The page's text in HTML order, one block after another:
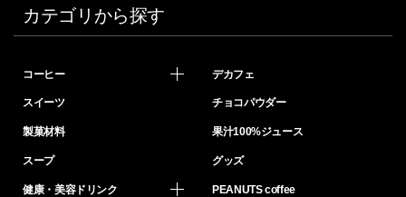
カテゴリから探す
コーヒー デカフェ
スイーツ チョコパウダー
製菓材料 果汁100%ジュース
スープ グッズ
健康・美容ドリンク PEANUTS coffee